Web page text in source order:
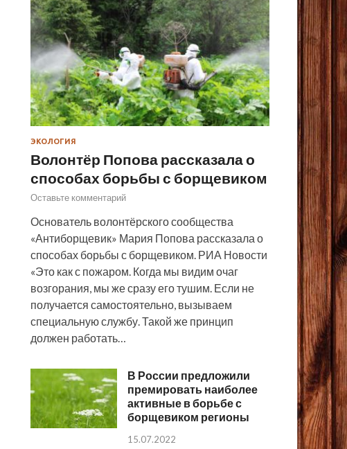
ЭКОЛОГИЯ
Волонтёр Попова рассказала о
способах борьбы с борщевиком
Оставьте комментарий
Основатель волонтёрского сообщества
«Антиборщевик» Мария Попова рассказала о
способах борьбы с борщевиком. РИА Новости
«Это как с пожаром. Когда мы видим очаг
возгорания, мы же сразу его тушим. Если не
получается самостоятельно, вызываем
специальную службу. Такой же принцип
должен работать…
В России предложили
премировать наиболее
активные в борьбе с
борщевиком регионы
15.07.2022